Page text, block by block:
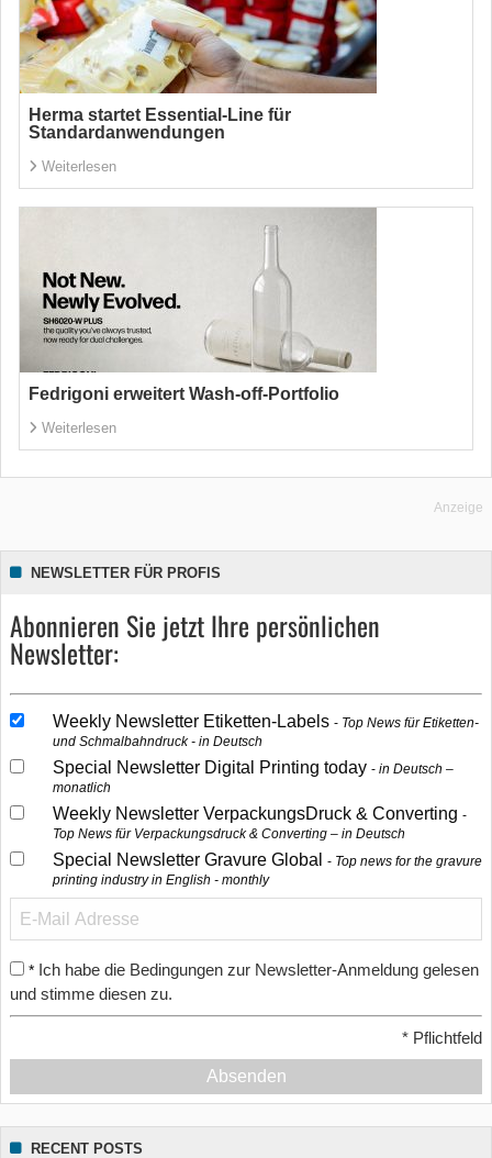
Herma startet Essential-Line für
Standardanwendungen
Weiterlesen
Fedrigoni erweitert Wash-off-Portfolio
Weiterlesen
Anzeige
NEWSLETTER FÜR PROFIS
Abonnieren Sie jetzt Ihre persönlichen
Newsletter:
Weekly Newsletter Etiketten-Labels
Top News für Etiketten-
und Schmalbahndruck - in Deutsch
Special Newsletter Digital Printing today
in Deutsch –
monatlich
Weekly Newsletter VerpackungsDruck & Converting
Top News für Verpackungsdruck & Converting – in Deutsch
Special Newsletter Gravure Global
Top news for the gravure
printing industry in English - monthly
* Ich habe die Bedingungen zur Newsletter-Anmeldung gelesen
und stimme diesen zu.
* Pflichtfeld
Absenden
RECENT POSTS